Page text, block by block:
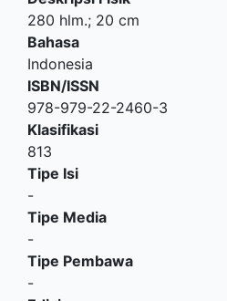
280 hlm.; 20 cm
Bahasa
Indonesia
ISBN/ISSN
978-979-22-2460-3
Klasifikasi
813
Tipe Isi
-
Tipe Media
-
Tipe Pembawa
-